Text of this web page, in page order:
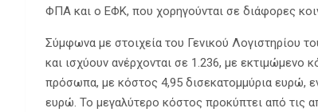
ΦΠΑ και ο ΕΦΚ, που χορηγούνται σε διάφορες
Σύμφωνα με στοιχεία του Γενικού Λογιστηρίου
και ισχύουν ανέρχονται σε 1.236, με
πρόσωπα, με κόστος 4,95 δισεκατομμύρια ευρώ,
ευρώ. Το μεγαλύτερο κόστος προκύπτει από τις